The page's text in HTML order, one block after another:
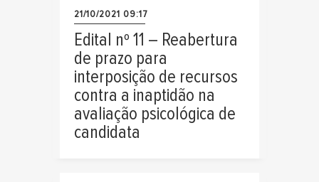
21/10/2021 09:17
Edital nº 11 – Reabertura
de prazo para
interposição de recursos
contra a inaptidão na
avaliação psicológica de
candidata